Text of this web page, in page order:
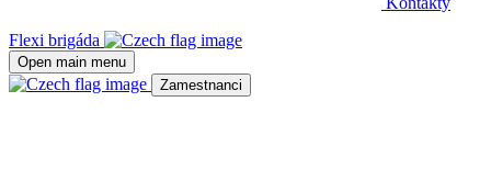
Flexi brigáda
Open main menu
Zamestnanci